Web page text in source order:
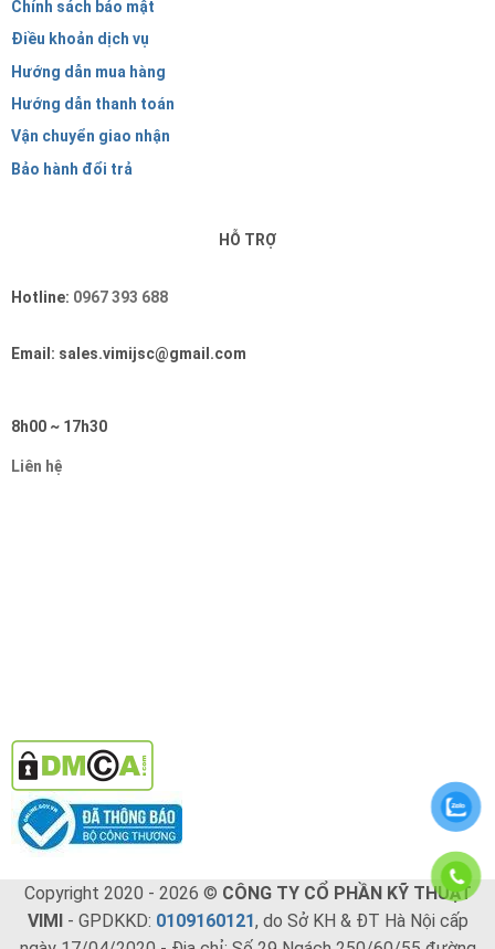
Chính sách bảo mật
Điều khoản dịch vụ
Hướng dẫn mua hàng
Hướng dẫn thanh toán
Vận chuyển giao nhận
Bảo hành đổi trả
HỖ TRỢ
Hotline: 0967 393 688
Email: sales.vimijsc@gmail.com
8h00 ~ 17h30
Liên hệ
Copyright 2020 - 2026 © CÔNG TY CỔ PHẦN KỸ THUẬT
VIMI- GPDKKD: 0109160121, do Sở KH & ĐT Hà Nội cấp